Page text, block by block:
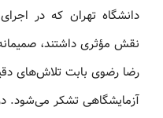
دانشگاه تهران که در
نقش مؤثری داشتند،
رضا رضوی بابت تلاش‌های
آزمایشگاهی تشکر می‌شود.